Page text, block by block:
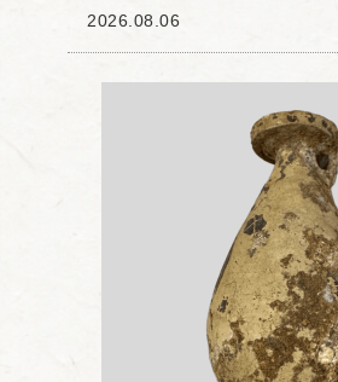
は、色絵とグラフィカルな現
2026.08.06